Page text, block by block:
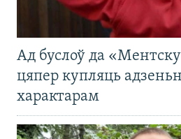
Ад буслоў да
цяпер купляць
характарам